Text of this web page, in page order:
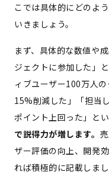
こでは具体的にどのよ
いきましょう。
まず、具体的な数値や
ジェクトに参加した」
ィブユーザー100万人
15%削減した」「担当
ポイント上回った」とい
で説得力が増します。
ザー評価の向上、開発
れば積極的に記載しまし